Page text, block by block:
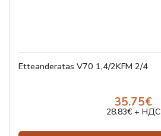
Etteanderatas V70 1,4/2KFM 2/4
35.75€
28.83€ + НДС